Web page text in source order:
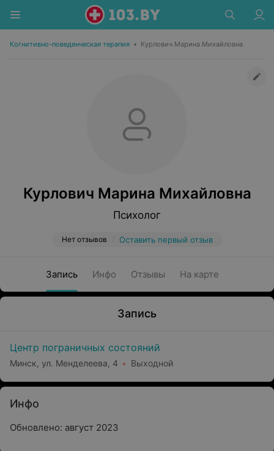
Когнитивно-поведенческая терапия • Курлович Марина Михайловна
Курлович Марина Михайловна
Психолог
Нет отзывов Оставить первый отзыв
Запись Инфо Отзывы На карте
Запись
Центр пограничных состояний
Минск, ул. Менделеева, 4 Выходной
Инфо
Обновлено: август 2023